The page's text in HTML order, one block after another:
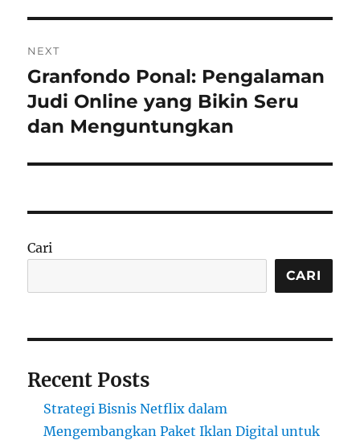
NEXT
Next
post:
Granfondo Ponal: Pengalaman
Judi Online yang Bikin Seru
dan Menguntungkan
Cari
CARI
Recent Posts
Strategi Bisnis Netflix dalam
Mengembangkan Paket Iklan Digital untuk